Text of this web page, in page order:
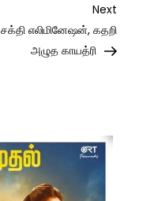
Next
Post
Next
சக்தி எலிமினேஷன், கதறி
அழுத காயத்ரி